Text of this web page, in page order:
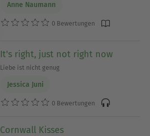
Ausblenden
Anne Naumann
0 Bewertungen
It's right, just not right now
Liebe ist nicht genug
Jessica Juni
0 Bewertungen
Cornwall Kisses